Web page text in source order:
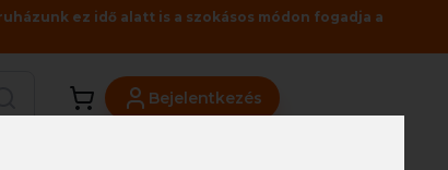
ez idő alatt is a szokásos módon fogadja a
Bejelentkezés